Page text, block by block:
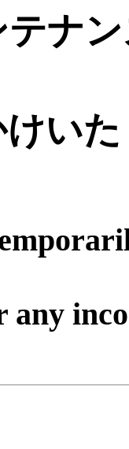
ナ
い
any